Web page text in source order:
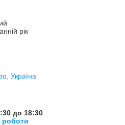
рік
Україна
до 18:30
роботи